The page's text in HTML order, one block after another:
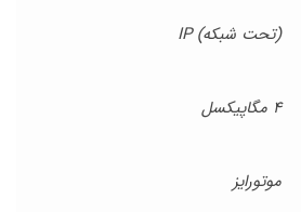
(تحت شبکه) IP
4 مگاپیکسل
موتورایز